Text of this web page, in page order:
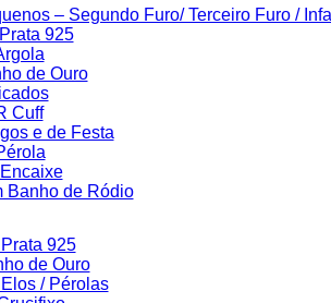
– Segundo Furo/ Terceiro Furo /
925
de Ouro
Cuff
e de Festa
Banho de Ródio
925
de Ouro
/ Pérolas